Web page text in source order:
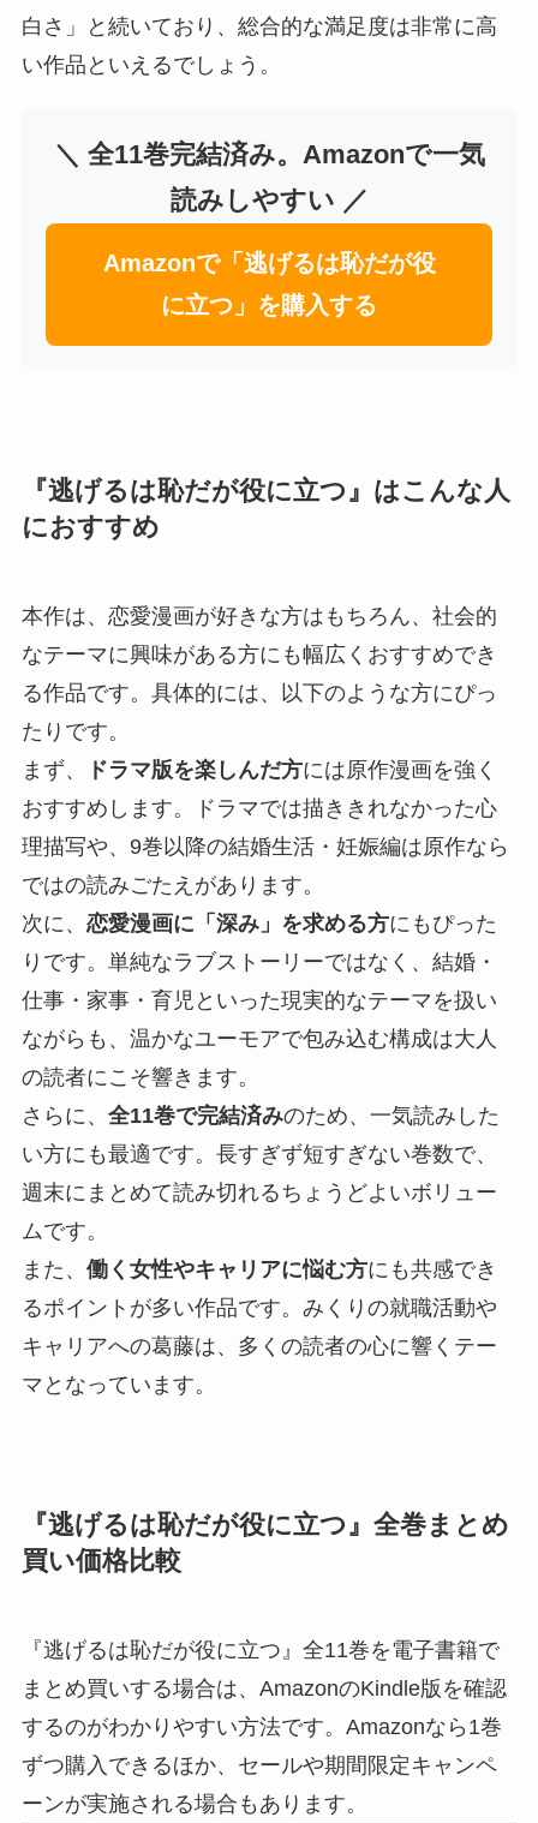
白さ」と続いており、総合的な満足度は非常に高
い作品といえるでしょう。
＼ 全11巻完結済み。Amazonで一気
読みしやすい ／
Amazonで「逃げるは恥だが役
に立つ」を購入する
『逃げるは恥だが役に立つ』はこんな人
におすすめ
本作は、恋愛漫画が好きな方はもちろん、社会的
なテーマに興味がある方にも幅広くおすすめでき
る作品です。具体的には、以下のような方にぴっ
たりです。
まず、
ドラマ版を楽しんだ方には原作漫画を強く
おすすめします。ドラマでは描ききれなかった心
理描写や、9巻以降の結婚生活・妊娠編は原作なら
ではの読みごたえがあります。
次に、 恋愛漫画に「深み」を求める方にもぴった
りです。単純なラブストーリーではなく、結婚・
仕事・家事・育児といった現実的なテーマを扱い
ながらも、温かなユーモアで包み込む構成は大人
の読者にこそ響きます。
さらに、 全11巻で完結済みのため、一気読みした
い方にも最適です。長すぎず短すぎない巻数で、
週末にまとめて読み切れるちょうどよいボリュー
ムです。
また、 働く女性やキャリアに悩む方にも共感でき
るポイントが多い作品です。みくりの就職活動や
キャリアへの葛藤は、多くの読者の心に響くテー
マとなっています。
『逃げるは恥だが役に立つ』全巻まとめ
買い価格比較
『逃げるは恥だが役に立つ』全11巻を電子書籍で
まとめ買いする場合は、AmazonのKindle版を確認
するのがわかりやすい方法です。Amazonなら1巻
ずつ購入できるほか、セールや期間限定キャンペ
ーンが実施される場合もあります。